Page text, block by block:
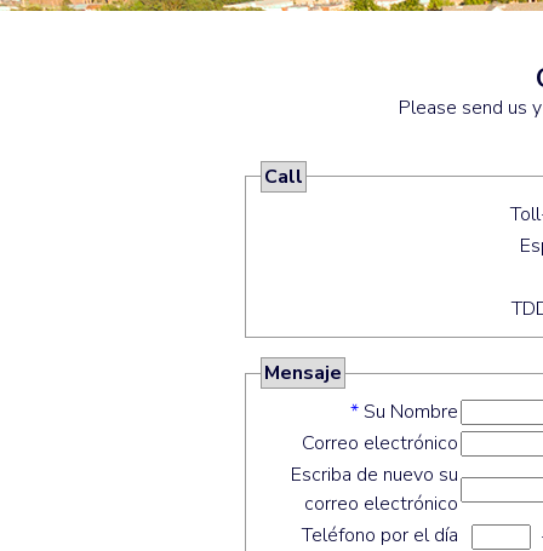
Please send us
Call
Mensaje
* Su Nombre
Correo electrónico
Escriba de nuevo su
correo electrónico
Teléfono por el día